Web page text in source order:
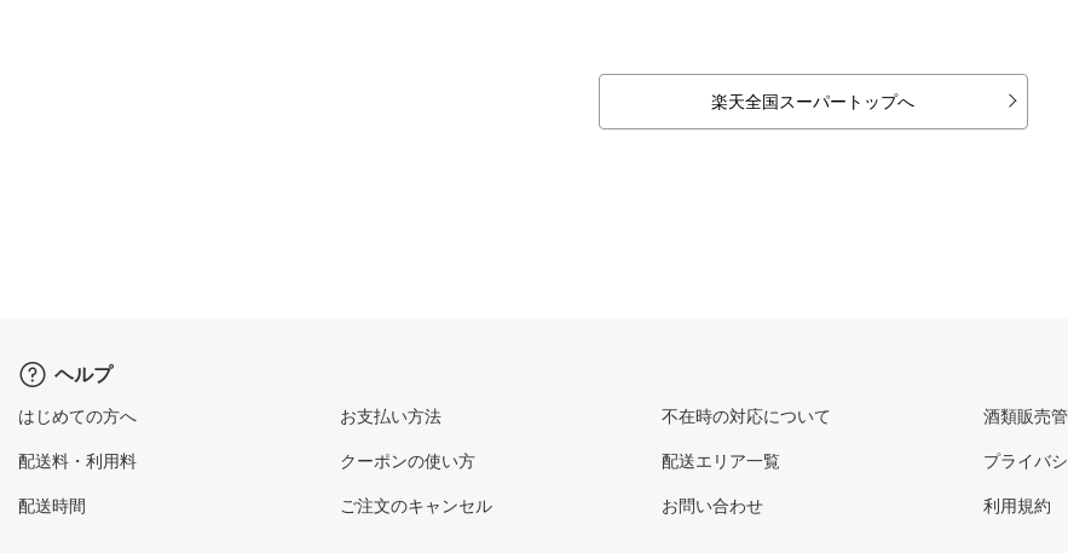
楽天全国スーパートップへ
ヘルプ
はじめての方へ
配送料・利用料
配送時間
お支払い方法
クーポンの使い方
ご注文のキャンセル
不在時の対応について
配送エリア一覧
お問い合わせ
酒類販売
プライバ
利用規約